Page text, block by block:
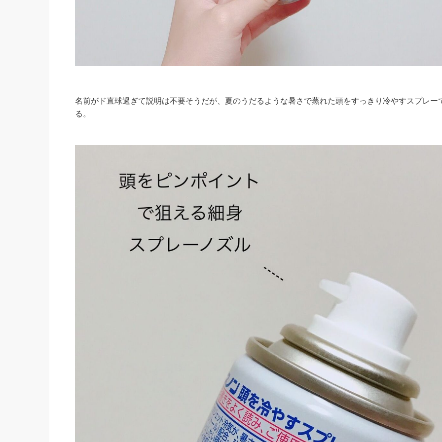
名前がド直球過ぎて説明は不要そうだが、夏のうだるような暑さで蒸れた頭をすっきり冷やすスプレー
る。